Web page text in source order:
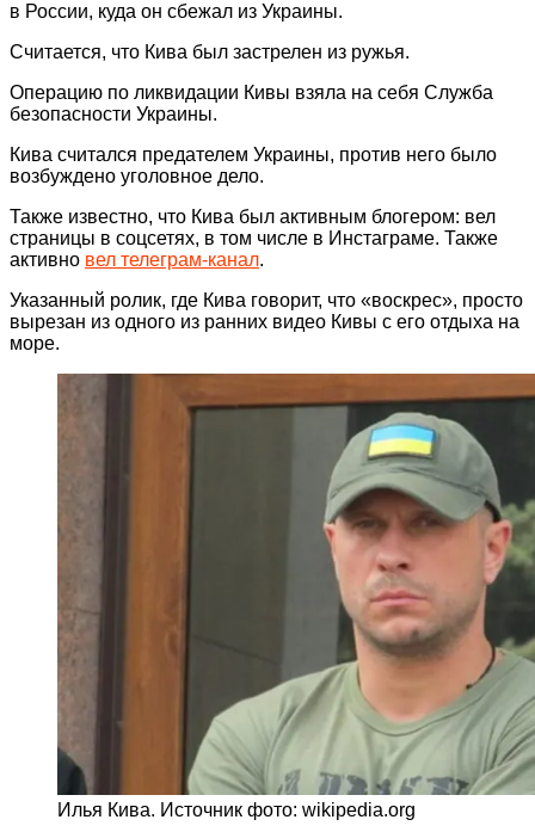
в России, куда он сбежал из Украины.
Считается, что Кива был застрелен из ружья.
Операцию по ликвидации Кивы взяла на себя Служба
безопасности Украины.
Кива считался предателем Украины, против него было
возбуждено уголовное дело.
Также известно, что Кива был активным блогером: вел
страницы в соцсетях, в том числе в Инстаграме. Также
активно вел телеграм-канал.
Указанный ролик, где Кива говорит, что «воскрес», просто
вырезан из одного из ранних видео Кивы с его отдыха на
море.
Илья Кива. Источник фото: wikipedia.org